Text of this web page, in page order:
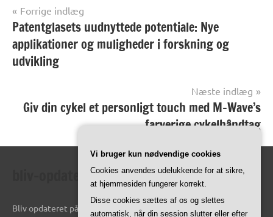
Indlægsnavigation
Forrige indlæg
Patentglasets uudnyttede potentiale: Nye
applikationer og muligheder i forskning og
udvikling
Næste indlæg
Giv din cykel et personligt touch med M-Wave’s
farverige cykelhåndtag
bliv-opdateret.dk
Bliv opdateret på de seneste oplysninger online.
Vi bruger kun nødvendige cookies
Cookies anvendes udelukkende for at sikre,
at hjemmesiden fungerer korrekt.
Disse cookies sættes af os og slettes
automatisk, når din session slutter eller efter